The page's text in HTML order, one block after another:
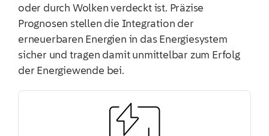
oder durch Wolken verdeckt ist. Präzise
Prognosen stellen die Integration der
erneuerbaren Energien in das Energiesystem
sicher und tragen damit unmittelbar zum Erfolg
der Energiewende bei.